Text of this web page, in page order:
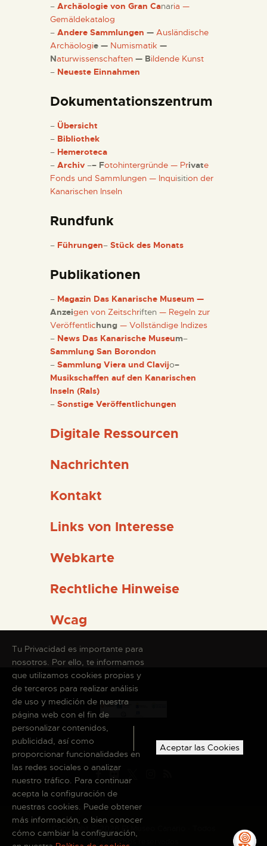
– Archäologie von Gran Canaria —
Gemäldekatalog
– Andere Sammlungen — Ausländische
Archäologie — Numismatik —
Naturwissenschaften — Bildende Kunst
– Neueste Einnahmen
Dokumentationszentrum
– Übersicht
– Bibliothek
– Hemeroteca
– Archiv –– Fotohintergründe — Private
Fonds und Sammlungen — Inquisition der
Kanarischen Inseln
Rundfunk
– Führungen– Stück des Monats
Publikationen
– Magazin Das Kanarische Museum —
Anzeigen von Zeitschriften — Regeln zur
Veröffentlichung — Vollständige Indizes
– News Das Kanarische Museum–
Sammlung San Borondon
– Sammlung Viera und Clavijo–
Musikschaffen auf den Kanarischen
Inseln (Rals)
– Sonstige Veröffentlichungen
Digitale Ressourcen
Nachrichten
Kontakt
Links von Interesse
Webkarte
Rechtliche Hinweise
Wcag
Copyright © 2026 El Museo Canario · Todos
los derechos reservados
Tu Privacidad es importante para
nosotros. Por ello, te informamos
que utilizamos cookies propias y
de terceros para realizar análisis
de uso y medición de nuestra
página web con el fin de
personalizar contenidos,
publicidad, así como
proporcionar funcionalidades en
las redes sociales o analizar
nuestro tráfico. Para continuar
acepta la configuración de
nuestras cookies. Puede obtener
más información, o bien conocer
cómo cambiar la configuración,
Aceptar las Cookies